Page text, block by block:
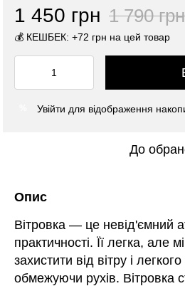
1 450 грн 1 790 грн
💰 КЕШБЕК: +72 грн на цей товар
Увійти для відображення
До
Опис
Вітровка — це невід'ємний
практичності. Її легка, але
захистити від вітру і
обмежуючи рухів. Вітровка